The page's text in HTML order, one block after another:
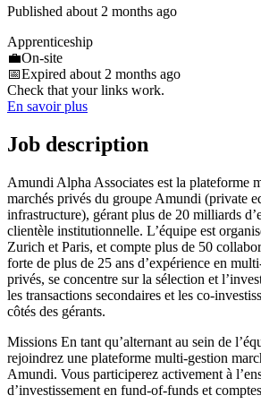
Published about 2 months ago
Apprenticeship
💼On-site
📅Expired about 2 months ago
Check that your links work.
En savoir plus
Job description
Amundi Alpha Associates est la plateforme
marchés privés du groupe Amundi (private
infrastructure), gérant plus de 20 milliards
clientèle institutionnelle. L’équipe est
Zurich et Paris, et compte plus de 50
forte de plus de 25 ans d’expérience en
privés, se concentre sur la sélection et
les transactions secondaires et les co-
côtés des gérants.
Missions En tant qu’alternant au sein de
rejoindrez une plateforme multi-gestion
Amundi. Vous participerez activement à
d’investissement en fund-of-funds et